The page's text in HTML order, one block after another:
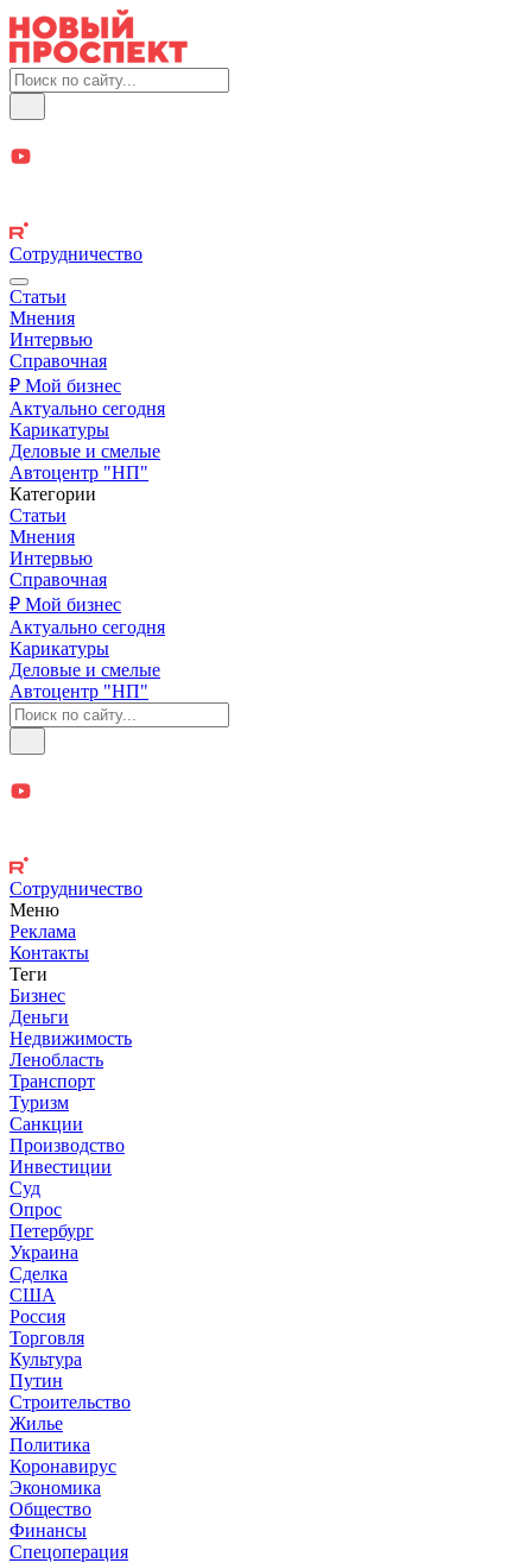
Сотрудничество
Статьи
Мнения
Интервью
Справочная
₽ Мой бизнес
Актуально сегодня
Карикатуры
Деловые и смелые
Автоцентр "НП"
Категории
Статьи
Мнения
Интервью
Справочная
₽ Мой бизнес
Актуально сегодня
Карикатуры
Деловые и смелые
Автоцентр "НП"
Сотрудничество
Меню
Реклама
Контакты
Теги
Бизнес
Деньги
Недвижимость
Ленобласть
Транспорт
Туризм
Санкции
Производство
Инвестиции
Суд
Опрос
Петербург
Украина
Сделка
США
Россия
Торговля
Культура
Путин
Строительство
Жилье
Политика
Коронавирус
Экономика
Общество
Финансы
Спецоперация